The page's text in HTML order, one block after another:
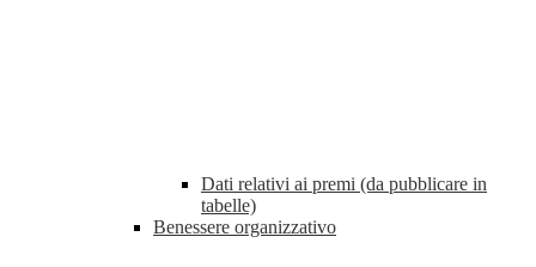
Dati relativi ai premi (da pubblicare in
tabelle)
Benessere organizzativo